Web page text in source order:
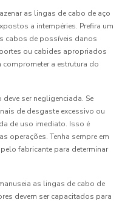
as lingas de cabo de aço
a intempéries. Prefira um
cabos de possíveis danos
ou cabides apropriados
a estrutura do
ser negligenciada. Se
de desgaste excessivo ou
de uso imediato. Isso é
operações. Tenha sempre em
fabricante para determinar
as lingas de cabo de
devem ser capacitados para